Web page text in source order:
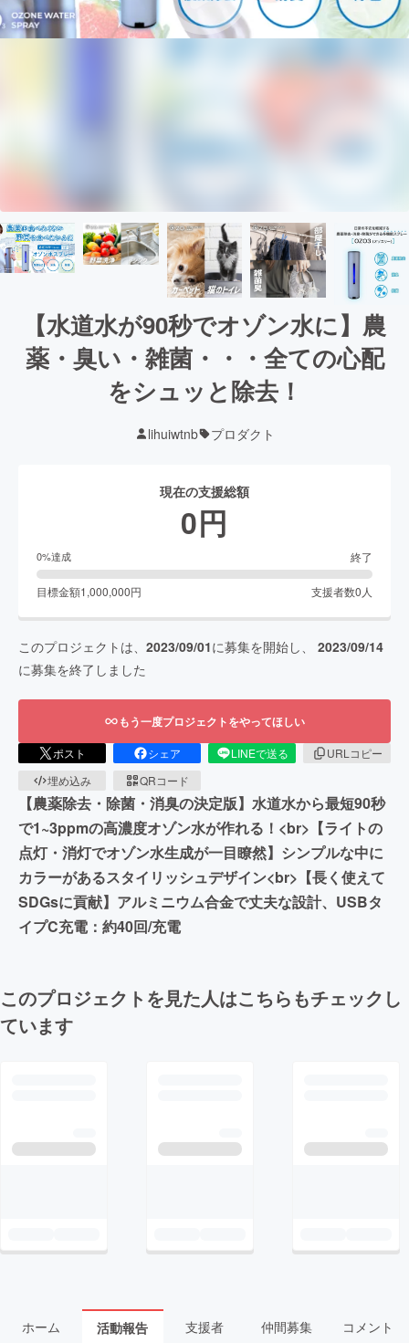
【水道水が90秒でオゾン水に】農
薬・臭い・雑菌・・・全ての心配
をシュッと除去！
lihuiwtnb プロダクト
現在の支援総額
0円
0%達成 終了
目標金額1,000,000円 支援者数0 人
このプロジェクトは、 2023/09/01に募集を開始し、 2023/09/14
に募集を終了しました
もう一度プロジェクトをやってほしい
ポスト シェア LINEで送る
URLコピー
埋め込み
QRコード
【農薬除去・除菌・消臭の決定版】水道水から最短90秒
で1~3ppmの高濃度オゾン水が作れる！<br>【ライトの
点灯・消灯でオゾン水生成が一目瞭然】シンプルな中に
カラーがあるスタイリッシュデザイン<br>【長く使えて
SDGsに貢献】アルミニウム合金で丈夫な設計、USBタ
イプC充電：約40回/充電
このプロジェクトを見た人はこちらもチェックし
ています
ホーム 活動報告 支援者 仲間募集 コメント